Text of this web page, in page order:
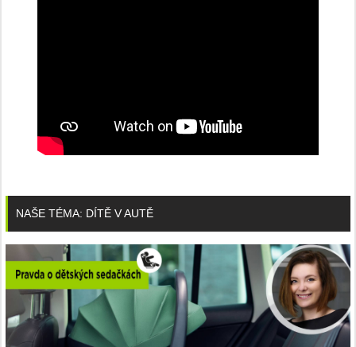
NAŠE TÉMA: DÍTĚ V AUTĚ